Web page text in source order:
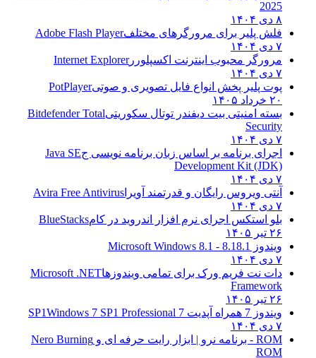
پلیر برای مرورگرهای مختلفAdobe Flash Player
محبوب اینترنت اکسپلورر Internet Explorer
پلیر پخش انواع فایل تصویری و صوتیPotPlayer
امنیتی بیت دیفندر توتال سکوریتی Bitdefender Total
برنامه بر اساس زبان برنامه نویسی جJava SE
Development Kit
ویروس رایگان و قدرتمند آویرا Avira Free Antivirus
استکس اجرای نرم افزار اندروید در کامBlueStacks
8.1 - Microsoft Windows 8.1
نت فریم ورک برای تمامی ویندوزها Microsoft .NET
Windows 7 SP1 Professional
Nero Burning